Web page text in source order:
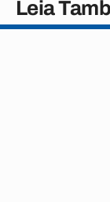
Leia